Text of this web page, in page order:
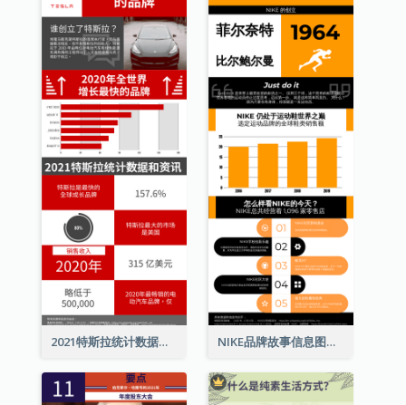
2021特斯拉统计数据和资讯信息图表 NIKE品牌故事信息图表